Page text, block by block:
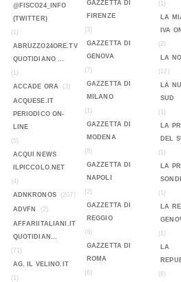
@FISCO24_INFO
(TWITTER)
(1)
ABRUZZO24ORE.TV
QUOTIDIANO ...
(1)
ACCADE ORA
(3)
ACQUESE.IT
PERIODICO ON-
LINE
(5)
ACQUI NEWS
ILPICCOLO.NET
(4)
ADNKRONOS
(207)
ADVFN (2)
AFFARIITALIANI.IT
QUOTIDIAN...
(71)
AG. IL VELINO.IT
(1)
GAZZETTA DI
FIRENZE
(3)
GAZZETTA DI
GENOVA
(7)
GAZZETTA DI
MILANO
(1)
GAZZETTA DI
MODENA
(8)
GAZZETTA DI
NAPOLI
(2)
GAZZETTA DI
REGGIO
(8)
GAZZETTA DI
ROMA
(6)
(1)
LA
IVA
(2)
LA
(12)
LA
SUD
(1)
LA
DEL
(1)
LA
(1)
LA
(1)
LA
(6)